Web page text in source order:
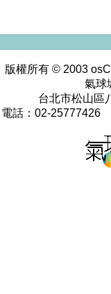
版權所有 © 2003
氣球
台北市松山區
電話：02-25777426